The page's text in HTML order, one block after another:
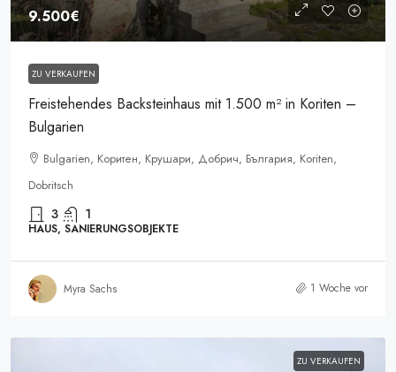
9.500€
ZU VERKAUFEN
Freistehendes Backsteinhaus mit 1.500 m² in Koriten –
Bulgarien
Bulgarien, Коритен, Крушари, Добрич, България, Koriten,
Dobritsch
3 1
HAUS, SANIERUNGSOBJEKTE
Myra Sachs 1 Woche vor
ZU VERKAUFEN